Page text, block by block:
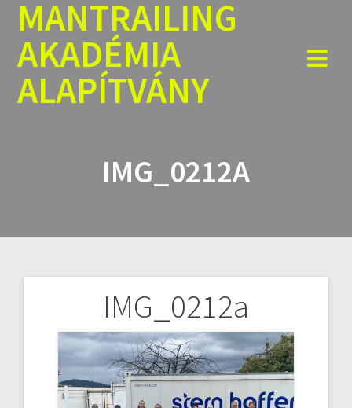
Skip
to
MANTRAILING
AKADÉMIA
ALAPÍTVÁNY
IMG_0212A
IMG_0212a
Bejegyzés
navigáció